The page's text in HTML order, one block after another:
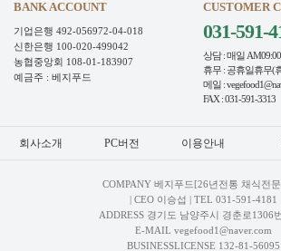
BANK ACCOUNT
기업은행 492-056972-04-018
신한은행 100-020-499042
농협중앙회 108-01-183907
예금주 : 베지푸드
CUSTOMER
031-591-
상담 : 매일
휴무 : 공휴일휴무(
메일 :
FAX : 031-591-3313
회사소개 PC버전 이용안내
COMPANY 베지푸드[26년전통 채식전
| CEO 이승섭 | TEL 031-591-4181
ADDRESS 경기도 남양주시 경춘로1306
E-MAIL vegefood1@naver.com
BUSINESSLICENSE 132-81-56095